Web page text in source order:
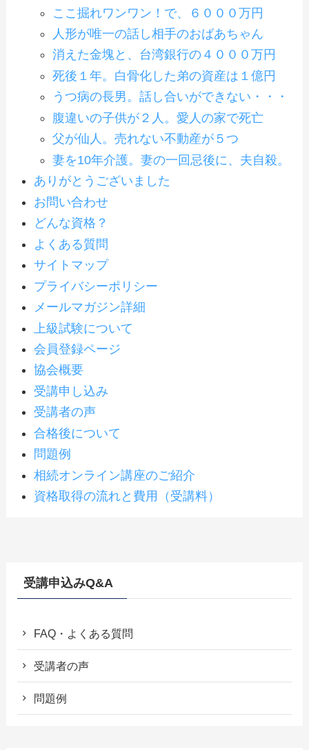
ここ掘れワンワン！で、６０００万円
人形が唯一の話し相手のおばあちゃん
消えた金塊と、台湾銀行の４０００万円
死後１年。白骨化した弟の資産は１億円
うつ病の長男。話し合いができない・・・
腹違いの子供が２人。愛人の家で死亡
父が仙人。売れない不動産が５つ
妻を10年介護。妻の一回忌後に、夫自殺。
ありがとうございました
お問い合わせ
どんな資格？
よくある質問
サイトマップ
プライバシーポリシー
メールマガジン詳細
上級試験について
会員登録ページ
協会概要
受講申し込み
受講者の声
合格後について
問題例
相続オンライン講座のご紹介
資格取得の流れと費用（受講料）
受講申込みQ&A
FAQ・よくある質問
受講者の声
問題例